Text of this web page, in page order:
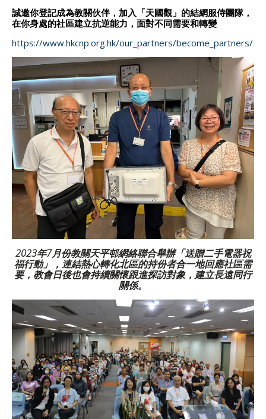
誠邀你登記成為教關伙伴，加入「天國觀」的結網服侍團隊，
在你身處的社區建立抗逆能力，面對不同需要和轉變
https://www.hkcnp.org.hk/our_partners/become_partners/
2023年7月份教關天平邨網絡聯合舉辦「送贈二手電器祝
福行動」，連結熱心轉化北區的持份者合一地回應社區需
要，教會日後也會持續關懷跟進探訪對象，建立長遠同行
關係。